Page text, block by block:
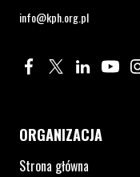
info@kph.org.pl
Profil naProfil naProfil
ORGANIZACJA
Strona główna